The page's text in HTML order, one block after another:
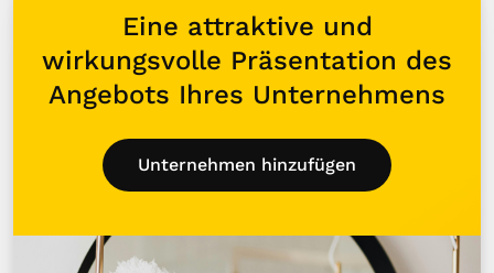
Eine attraktive und
wirkungsvolle Präsentation des
Angebots Ihres Unternehmens
Unternehmen hinzufügen